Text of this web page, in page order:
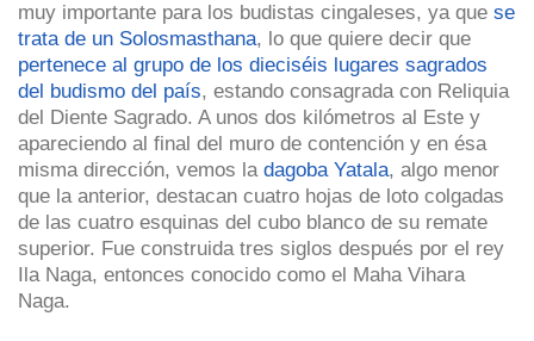
muy importante para los budistas cingaleses, ya que se
trata de un Solosmasthana, lo que quiere decir que
pertenece al grupo de los dieciséis lugares sagrados
del budismo del país, estando consagrada con Reliquia
del Diente Sagrado. A unos dos kilómetros al Este y
apareciendo al final del muro de contención y en ésa
misma dirección, vemos la dagoba Yatala, algo menor
que la anterior, destacan cuatro hojas de loto colgadas
de las cuatro esquinas del cubo blanco de su remate
superior. Fue construida tres siglos después por el rey
Ila Naga, entonces conocido como el Maha Vihara
Naga.